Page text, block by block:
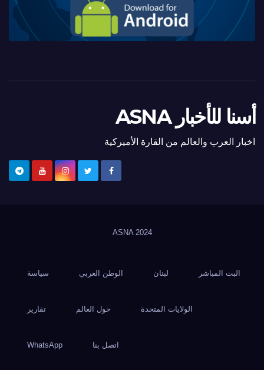
أسنا للأخبار ASNA
اخبار العرب والعالم من القارة الأميركية
ASNA 2024
البث المباشر لبنان الوطن العربي سياسة
الولايات المتحدة حول العالم تقارير
اتصل بنا WhatsApp